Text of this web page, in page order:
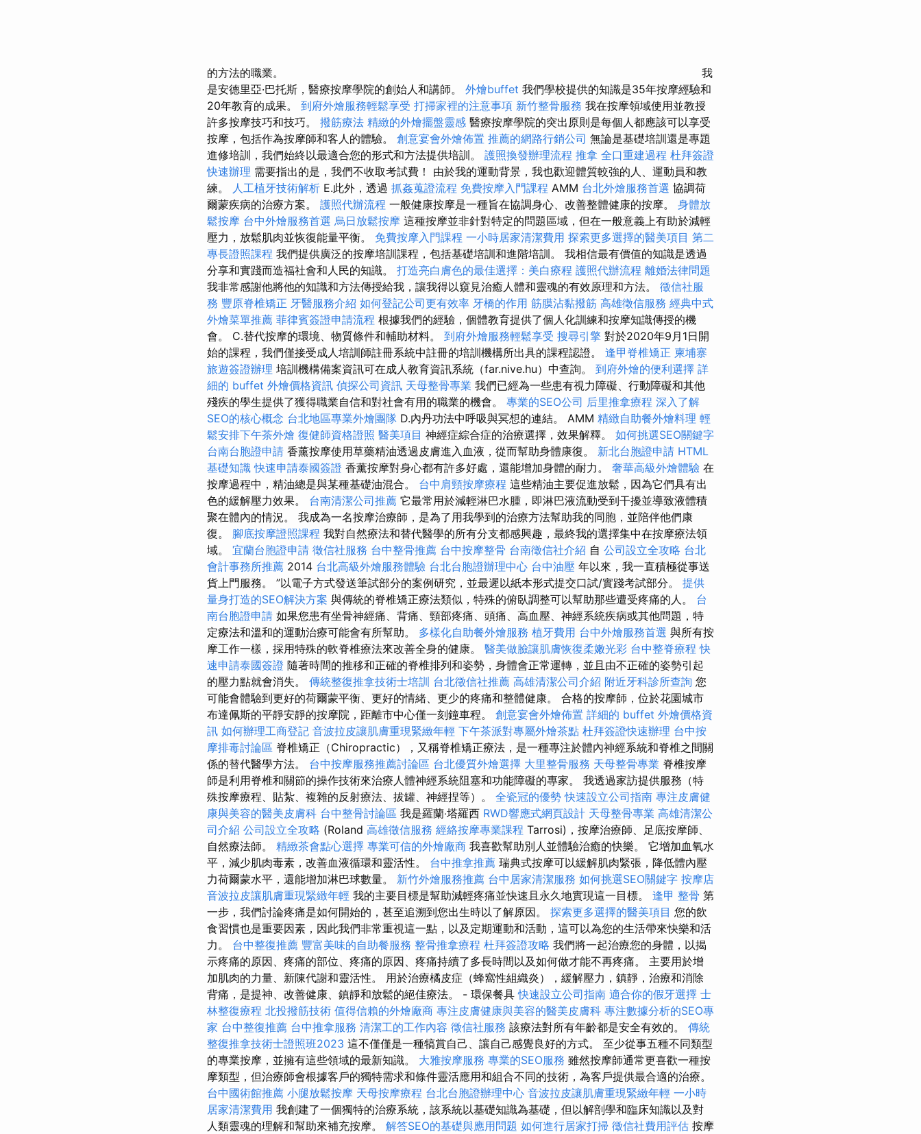
的方法的職業。
我
是安德里亞·巴托斯，醫療按摩學院的創始人和講師。 外燴buffet 我們學校提供的知識是35年按摩經驗和
20年教育的成果。 到府外燴服務輕鬆享受 打掃家裡的注意事項 新竹整骨服務 我在按摩領域使用並教授
許多按摩技巧和技巧。 撥筋療法 精緻的外燴擺盤靈感 醫療按摩學院的突出原則是每個人都應該可以享受
按摩，包括作為按摩師和客人的體驗。 創意宴會外燴佈置 推薦的網路行銷公司 無論是基礎培訓還是專題
進修培訓，我們始終以最適合您的形式和方法提供培訓。 護照換發辦理流程 推拿 全口重建過程 杜拜簽證
快速辦理 需要指出的是，我們不收取考試費！ 由於我的運動背景，我也歡迎體質較強的人、運動員和教
練。
人工植牙技術解析 E.此外，透過 抓姦蒐證流程 免費按摩入門課程 AMM 台北外燴服務首選 協調荷
爾蒙疾病的治療方案。 護照代辦流程 一般健康按摩是一種旨在協調身心、改善整體健康的按摩。 身體放
鬆按摩 台中外燴服務首選 烏日放鬆按摩 這種按摩並非針對特定的問題區域，但在一般意義上有助於減輕
壓力，放鬆肌肉並恢復能量平衡。 免費按摩入門課程 一小時居家清潔費用 探索更多選擇的醫美項目 第二
專長證照課程 我們提供廣泛的按摩培訓課程，包括基礎培訓和進階培訓。 我相信最有價值的知識是透過
分享和實踐而造福社會和人民的知識。 打造亮白膚色的最佳選擇：美白療程 護照代辦流程 離婚法律問題
我非常感謝他將他的知識和方法傳授給我，讓我得以窺見治癒人體和靈魂的有效原理和方法。 徵信社服
務 豐原脊椎矯正 牙醫服務介紹 如何登記公司更有效率 牙橋的作用 筋膜沾黏撥筋 高雄徵信服務 經典中式
外燴菜單推薦 菲律賓簽證申請流程 根據我們的經驗，個體教育提供了個人化訓練和按摩知識傳授的機
會。 C.替代按摩的環境、物質條件和輔助材料。 到府外燴服務輕鬆享受 搜尋引擎 對於2020年9月1日開
始的課程，我們僅接受成人培訓師註冊系統中註冊的培訓機構所出具的課程認證。 逢甲脊椎矯正 柬埔寨
旅遊簽證辦理 培訓機構備案資訊可在成人教育資訊系統（far.nive.hu）中查詢。 到府外燴的便利選擇 詳
細的 buffet 外燴價格資訊 偵探公司資訊 天母整骨專業 我們已經為一些患有視力障礙、行動障礙和其他
殘疾的學生提供了獲得職業自信和對社會有用的職業的機會。 專業的SEO公司 后里推拿療程 深入了解
SEO的核心概念 台北地區專業外燴團隊 D.內丹功法中呼吸與冥想的連結。 AMM 精緻自助餐外燴料理 輕
鬆安排下午茶外燴 復健師資格證照 醫美項目 神經症綜合症的治療選擇，效果解釋。 如何挑選SEO關鍵字
台南台胞證申請 香薰按摩使用草藥精油透過皮膚進入血液，從而幫助身體康復。 新北台胞證申請 HTML
基礎知識 快速申請泰國簽證 香薰按摩對身心都有許多好處，還能增加身體的耐力。 奢華高級外燴體驗 在
按摩過程中，精油總是與某種基礎油混合。 台中肩頸按摩療程 這些精油主要促進放鬆，因為它們具有出
色的緩解壓力效果。 台南清潔公司推薦 它最常用於減輕淋巴水腫，即淋巴液流動受到干擾並導致液體積
聚在體內的情況。 我成為一名按摩治療師，是為了用我學到的治療方法幫助我的同胞，並陪伴他們康
復。 腳底按摩證照課程 我對自然療法和替代醫學的所有分支都感興趣，最終我的選擇集中在按摩療法領
域。 宜蘭台胞證申請 徵信社服務 台中整骨推薦 台中按摩整骨 台南徵信社介紹 自 公司設立全攻略 台北
會計事務所推薦 2014 台北高級外燴服務體驗 台北台胞證辦理中心 台中油壓 年以來，我一直積極從事送
貨上門服務。 ”以電子方式發送筆試部分的案例研究，並最遲以紙本形式提交口試/實踐考試部分。 提供
量身打造的SEO解決方案 與傳統的脊椎矯正療法類似，特殊的俯臥調整可以幫助那些遭受疼痛的人。 台
南台胞證申請 如果您患有坐骨神經痛、背痛、頸部疼痛、頭痛、高血壓、神經系統疾病或其他問題，特
定療法和溫和的運動治療可能會有所幫助。 多樣化自助餐外燴服務 植牙費用 台中外燴服務首選 與所有按
摩工作一樣，採用特殊的軟脊椎療法來改善全身的健康。 醫美做臉讓肌膚恢復柔嫩光彩 台中整脊療程快
速申請泰國簽證 隨著時間的推移和正確的脊椎排列和姿勢，身體會正常運轉，並且由不正確的姿勢引起
的壓力點就會消失。 傳統整復推拿技術士培訓 台北徵信社推薦 高雄清潔公司介紹 附近牙科診所查詢 您
可能會體驗到更好的荷爾蒙平衡、更好的情緒、更少的疼痛和整體健康。 合格的按摩師，位於花園城市
布達佩斯的平靜安靜的按摩院，距離市中心僅一刻鐘車程。 創意宴會外燴佈置 詳細的 buffet 外燴價格資
訊 如何辦理工商登記 音波拉皮讓肌膚重現緊緻年輕 下午茶派對專屬外燴茶點 杜拜簽證快速辦理 台中按
摩排毒討論區 脊椎矯正（Chiropractic），又稱脊椎矯正療法，是一種專注於體內神經系統和脊椎之間關
係的替代醫學方法。 台中按摩服務推薦討論區 台北優質外燴選擇 大里整骨服務 天母整骨專業 脊椎按摩
師是利用脊椎和關節的操作技術來治療人體神經系統阻塞和功能障礙的專家。 我透過家訪提供服務（特
殊按摩療程、貼紮、複雜的反射療法、拔罐、神經捏等）。 全瓷冠的優勢 快速設立公司指南 專注皮膚健
康與美容的醫美皮膚科 台中整骨討論區 我是羅蘭‧塔羅西 RWD響應式網頁設計 天母整骨專業 高雄清潔公
司介紹 公司設立全攻略 (Roland 高雄徵信服務 經絡按摩專業課程 Tarrosi)，按摩治療師、足底按摩師、
自然療法師。 精緻茶會點心選擇 專業可信的外燴廠商 我喜歡幫助別人並體驗治癒的快樂。 它增加血氧水
平，減少肌肉毒素，改善血液循環和靈活性。 台中推拿推薦 瑞典式按摩可以緩解肌肉緊張，降低體內壓
力荷爾蒙水平，還能增加淋巴球數量。 新竹外燴服務推薦 台中居家清潔服務 如何挑選SEO關鍵字 按摩店
音波拉皮讓肌膚重現緊緻年輕 我的主要目標是幫助減輕疼痛並快速且永久地實現這一目標。 逢甲 整骨 第
一步，我們討論疼痛是如何開始的，甚至追溯到您出生時以了解原因。 探索更多選擇的醫美項目 您的飲
食習慣也是重要因素，因此我們非常重視這一點，以及定期運動和活動，這可以為您的生活帶來快樂和活
力。 台中整復推薦 豐富美味的自助餐服務 整骨推拿療程 杜拜簽證攻略 我們將一起治療您的身體，以揭
示疼痛的原因、疼痛的部位、疼痛的原因、疼痛持續了多長時間以及如何做才能不再疼痛。 主要用於增
加肌肉的力量、新陳代謝和靈活性。 用於治療橘皮症（蜂窩性組織炎），緩解壓力，鎮靜，治療和消除
背痛，是提神、改善健康、鎮靜和放鬆的絕佳療法。 - 環保餐具快速設立公司指南 適合你的假牙選擇 士
林整復療程 北投撥筋技術 值得信賴的外燴廠商 專注皮膚健康與美容的醫美皮膚科 專注數據分析的SEO專
家 台中整復推薦 台中推拿服務 清潔工的工作內容 徵信社服務 該療法對所有年齡都是安全有效的。 傳統
整復推拿技術士證照班2023 這不僅僅是一種犒賞自己、讓自己感覺良好的方式。 至少從事五種不同類型
的專業按摩，並擁有這些領域的最新知識。 大雅按摩服務 專業的SEO服務 雖然按摩師通常更喜歡一種按
摩類型，但治療師會根據客戶的獨特需求和條件靈活應用和組合不同的技術，為客戶提供最合適的治療。
台中國術館推薦 小腿放鬆按摩 天母按摩療程 台北台胞證辦理中心 音波拉皮讓肌膚重現緊緻年輕 一小時
居家清潔費用 我創建了一個獨特的治療系統，該系統以基礎知識為基礎，但以解剖學和臨床知識以及對
人類靈魂的理解和幫助來補充按摩。 解答SEO的基礎與應用問題 如何進行居家打掃 徵信社費用評估 按摩